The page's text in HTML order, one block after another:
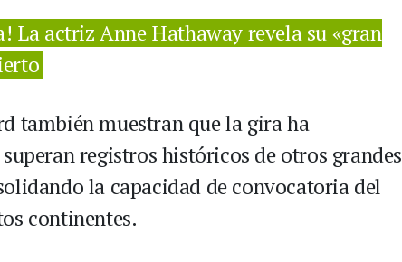
La actriz Anne Hathaway revela su «gran
también muestran que la gira ha
registros históricos de otros grandes
la capacidad de convocatoria del
continentes.